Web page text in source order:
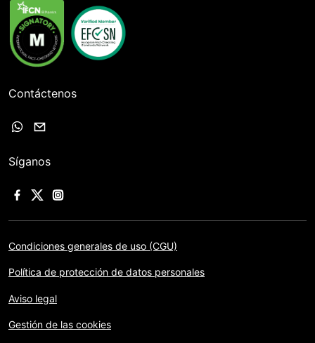
Contáctenos
Síganos
Condiciones generales de uso (CGU)
Política de protección de datos personales
Aviso legal
Gestión de las cookies